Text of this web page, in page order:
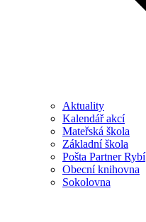
Aktuality
Kalendář akcí
Mateřská škola
Základní škola
Pošta Partner Rybí
Obecní knihovna
Sokolovna